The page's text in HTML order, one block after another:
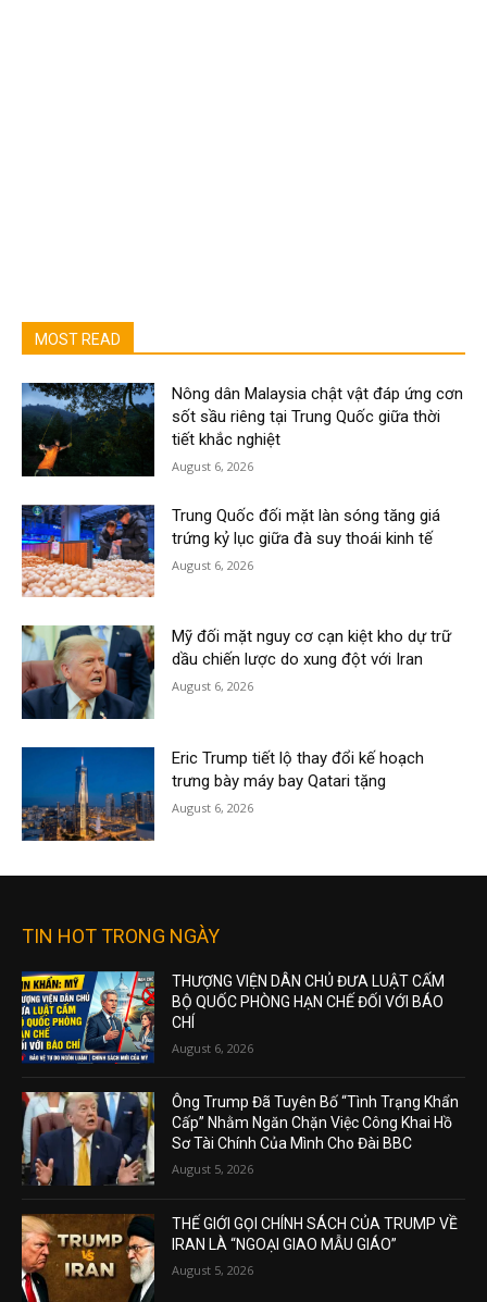
MOST READ
Nông dân Malaysia chật vật đáp ứng cơn
sốt sầu riêng tại Trung Quốc giữa thời
tiết khắc nghiệt
August 6, 2026
Trung Quốc đối mặt làn sóng tăng giá
trứng kỷ lục giữa đà suy thoái kinh tế
August 6, 2026
Mỹ đối mặt nguy cơ cạn kiệt kho dự trữ
dầu chiến lược do xung đột với Iran
August 6, 2026
Eric Trump tiết lộ thay đổi kế hoạch
trưng bày máy bay Qatari tặng
August 6, 2026
TIN HOT TRONG NGÀY
THƯỢNG VIỆN DÂN CHỦ ĐƯA LUẬT CẤM
BỘ QUỐC PHÒNG HẠN CHẾ ĐỐI VỚI BÁO
CHÍ
August 6, 2026
Ông Trump Đã Tuyên Bố “Tình Trạng Khẩn
Cấp” Nhằm Ngăn Chặn Việc Công Khai Hồ
Sơ Tài Chính Của Mình Cho Đài BBC
August 5, 2026
THẾ GIỚI GỌI CHÍNH SÁCH CỦA TRUMP VỀ
IRAN LÀ “NGOẠI GIAO MẪU GIÁO”
August 5, 2026